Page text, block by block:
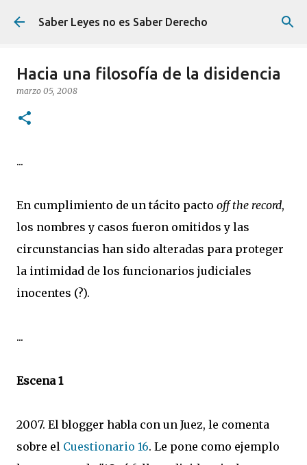
Ir al contenido principal
Saber Leyes no es Saber Derecho
Hacia una filosofía de la disidencia
marzo 05, 2008
...
En cumplimiento de un tácito pacto off the record,
los nombres y casos fueron omitidos y las
circunstancias han sido alteradas para proteger
la intimidad de los funcionarios judiciales
inocentes (?).
...
Escena 1
2007. El blogger habla con un Juez, le comenta
sobre el Cuestionario 16. Le pone como ejemplo